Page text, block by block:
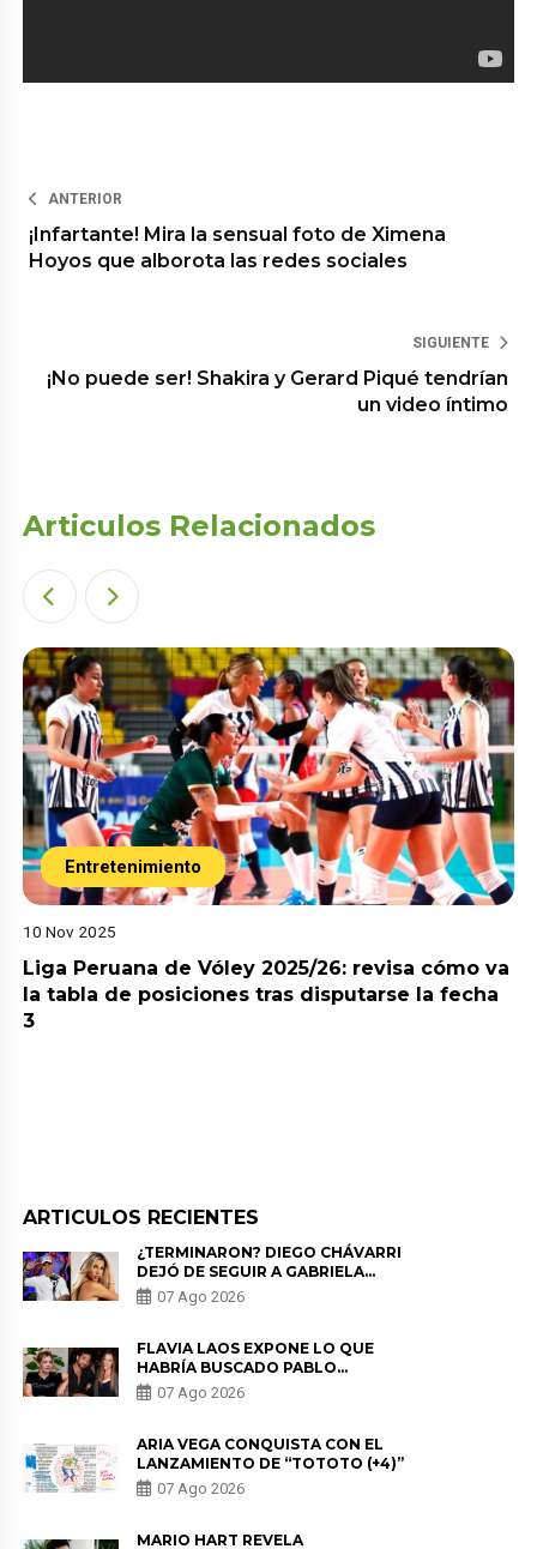
ANTERIOR
¡Infartante! Mira la sensual foto de Ximena
Hoyos que alborota las redes sociales
SIGUIENTE
¡No puede ser! Shakira y Gerard Piqué tendrían
un video íntimo
Articulos Relacionados
Entretenimiento
10 Nov 2025
Liga Peruana de Vóley 2025/26: revisa cómo va
la tabla de posiciones tras disputarse la fecha
3
ARTICULOS RECIENTES
¿TERMINARON? DIEGO CHÁVARRI
DEJÓ DE SEGUIR A GABRIELA
HERRERA Y ANUNCIA SU SALIDA
DE PÓDCAST
07 Ago 2026
FLAVIA LAOS EXPONE LO QUE
HABRÍA BUSCADO PABLO
HEREDIA CON ALE FULLER: “UNA
DE LAS PARTES QUERÍA EL
07 Ago 2026
ARIA VEGA CONQUISTA CON EL
LANZAMIENTO DE “TOTOTO (+4)”
07 Ago 2026
MARIO HART REVELA